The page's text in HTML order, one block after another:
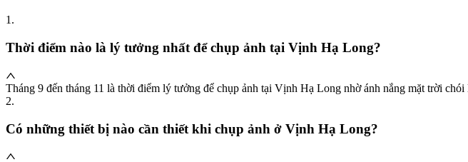
1 .
Thời điểm nào là lý tưởng nhất để chụp ảnh tại Vịnh Hạ Long?
Tháng 9 đến tháng 11 là thời điểm lý tưởng để chụp ảnh tại Vịnh Hạ Long nhờ ánh nắng mặt trời
2.
Có những thiết bị nào cần thiết khi chụp ảnh ở Vịnh Hạ Long?